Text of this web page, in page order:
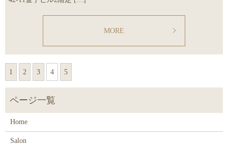
MORE
1 2 3 4 5
Home
Salon